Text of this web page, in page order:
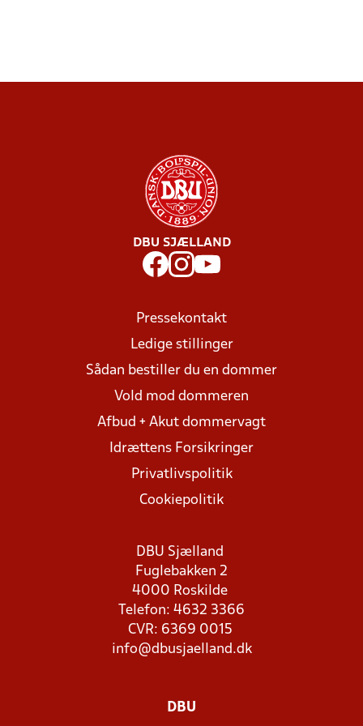
DBU SJÆLLAND
Pressekontakt
Ledige stillinger
Sådan bestiller du en dommer
Vold mod dommeren
Afbud + Akut dommervagt
Idrættens Forsikringer
Privatlivspolitik
Cookiepolitik
DBU Sjælland
Fuglebakken 2
4000 Roskilde
Telefon: 4632 3366
CVR: 6369 0015
info@dbusjaelland.dk
DBU